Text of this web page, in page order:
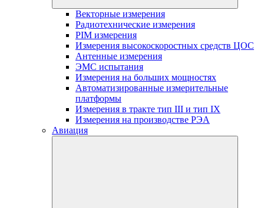
Векторные измерения
Радиотехнические измерения
PIM измерения
Измерения высокоскоростных средств ЦОС
Антенные измерения
ЭМС испытания
Измерения на больших мощностях
Автоматизированные измерительные
платформы
Измерения в тракте тип III и тип IX
Измерения на производстве РЭА
Авиация